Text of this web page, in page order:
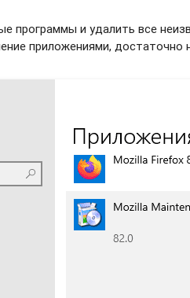
программы и удалить все
приложениями,